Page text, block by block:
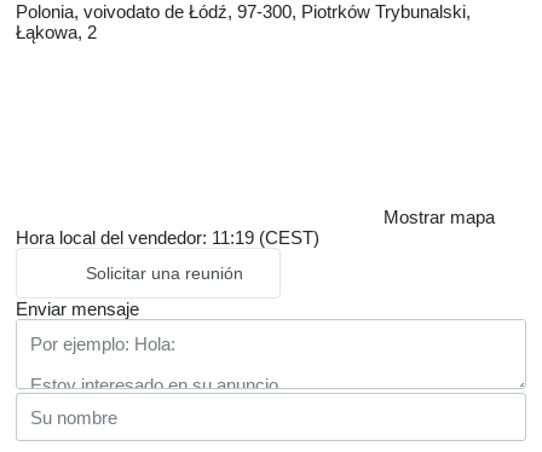
Polonia, voivodato de Łódź, 97-300, Piotrków Trybunalski,
Łąkowa, 2
Mostrar mapa
Hora local del vendedor: 11:19 (CEST)
Solicitar una reunión
Enviar mensaje